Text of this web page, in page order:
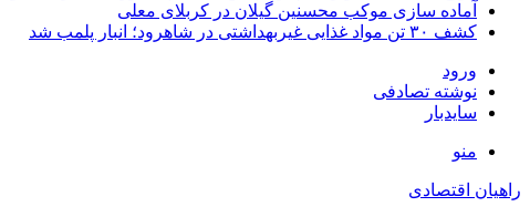
آماده سازی موکب محسنین گیلان در کربلای معلی
کشف ۳۰ تن مواد غذایی غیربهداشتی در شاهرود؛ انبار پلمب شد
ورود
نوشته تصادفی
سایدبار
منو
راهیان اقتصادی